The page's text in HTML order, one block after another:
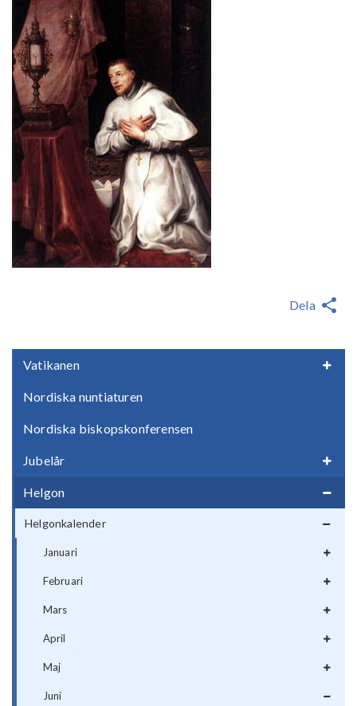
Vatikanen
Nordiska nuntiaturen
Nordiska biskopskonferensen
Jubelår
Helgon
Helgonkalender
Januari
Februari
Mars
April
Maj
Juni
Dela